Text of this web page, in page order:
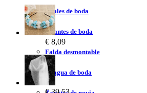
Chales de boda
Guantes de boda
Falda desmontable
Enagua de boda
€ 8,09